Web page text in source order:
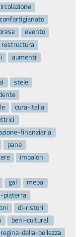
evento
restructura
aumenti
stele
cura-italia
finanziaria
pane
impaloni
gal
mepa
piaterra
dl-ristori
beni-culturali
regina-della-bellezza